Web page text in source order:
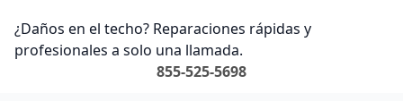
¿Daños en el techo? Reparaciones rápidas y
profesionales a solo una llamada.
855-525-5698